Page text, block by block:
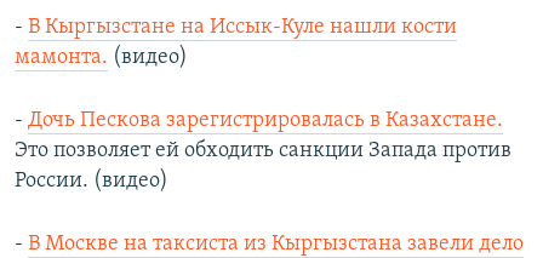
- В Кыргызстане на Иссык-Куле нашли кости
мамонта. (видео)
- Дочь Пескова зарегистрировалась в Казахстане.
Это позволяет ей обходить санкции Запада против
России. (видео)
- В Москве на таксиста из Кыргызстана завели дело